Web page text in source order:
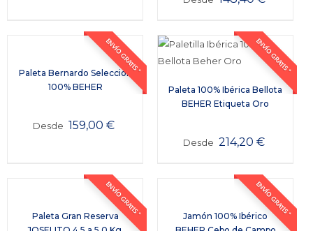
ENVÍO GRATIS *
Paleta Bernardo Selección
100% BEHER
Desde 159,00€
ENVÍO GRATIS *
Paleta 100% Ibérica Bellota
BEHER Etiqueta Oro
Desde 214,20€
ENVÍO GRATIS *
Paleta Gran Reserva
ENVÍO GRATIS *
Jamón 100% Ibérico